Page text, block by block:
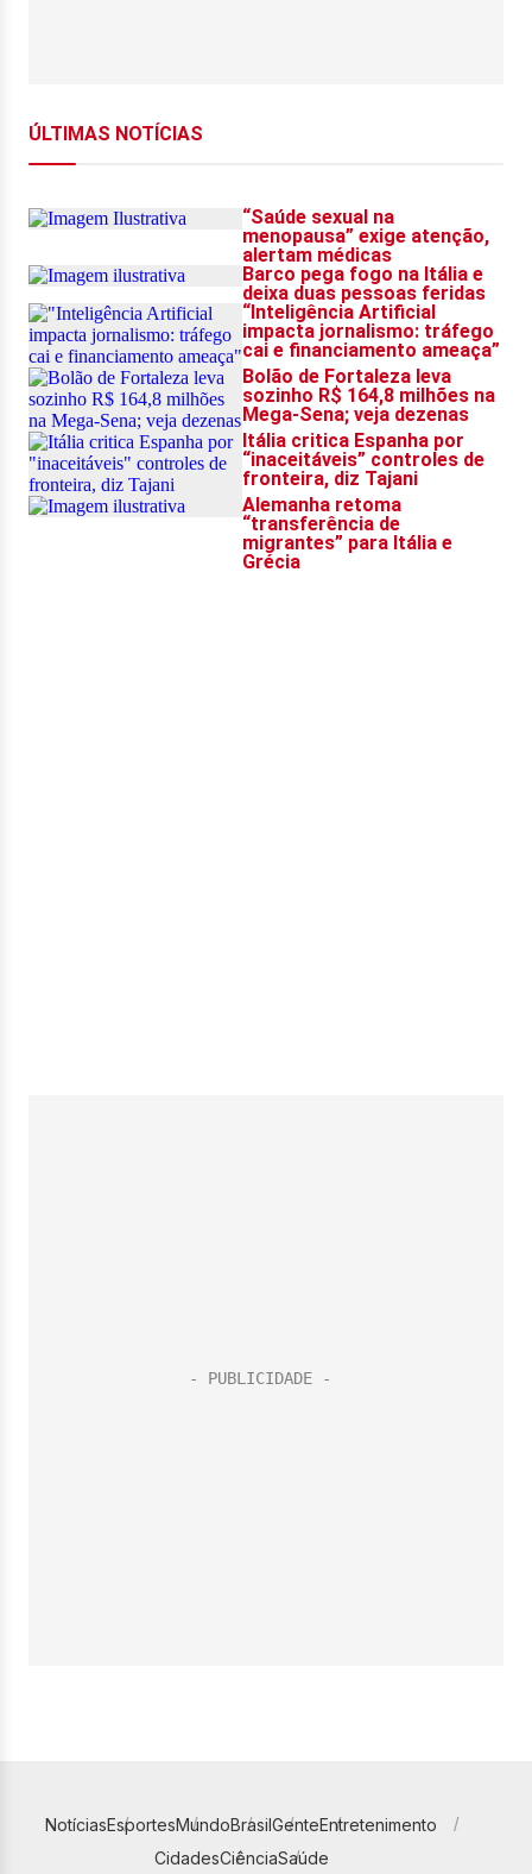
NotíciasEsportesMundoBrasilGenteEntretenimento
CidadesCiênciaSaúde